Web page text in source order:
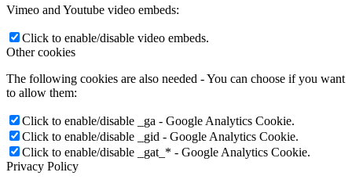
Vimeo and Youtube video embeds:
Click to enable/disable video embeds.
Other cookies
The following cookies are also needed - You can choose if you want
to allow them:
Click to enable/disable _ga - Google Analytics Cookie.
Click to enable/disable _gid - Google Analytics Cookie.
Click to enable/disable _gat_* - Google Analytics Cookie.
Privacy Policy